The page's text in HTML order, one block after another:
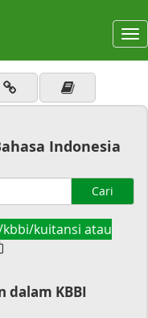
Indonesia
Cari
kuitansi atau
KBBI